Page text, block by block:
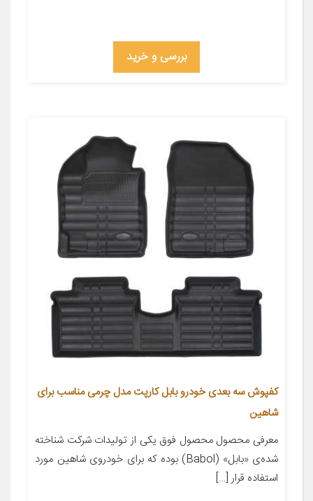
بررسی و خرید
کفپوش سه بعدی خودرو بابل کارپت مدل چرمی مناسب برای
شاهین
معرفی محصول محصول فوق یکی از تولیدات شرکت شناخته
شده‌ی «بابل» (Babol) بوده که برای خودروی شاهین مورد
استفاده قرار […]